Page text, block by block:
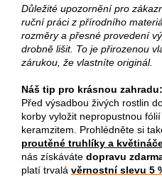
Důležité upozornění pro
ruční práci z přírodního
rozměry a přesné provedení
drobně lišit. To je přirozenou
zárukou, že vlastníte originál.
Náš tip pro krásnou zahradu:
Před výsadbou živých rostlin
korby vyložit nepropustnou
keramzitem. Prohlédněte si
proutěné truhlíky a
nás získáváte dopravu
platí trvalá věrnostní slevu 5